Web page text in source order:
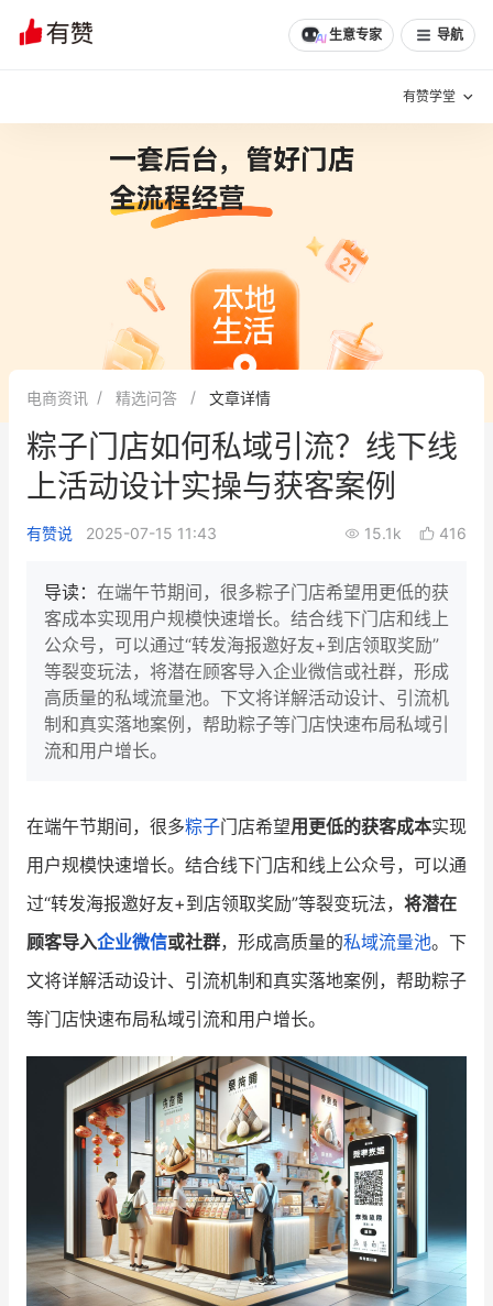
生意专家 导航
有赞学堂
增长方法
有赞专家说
新零售最佳实践
面对面聊增长
新零售大会 新零售茶会
增长产品指南
智库 产品场景库
产品更新动态 帮助中心
品牌消费观 行业报告
新零售资讯
培训课程
私域课程 新零售内参
增长俱乐部 有赞商盟
商家社区 社群交流
合作共进
入驻有赞 认证代理商
认证服务商 设计服务商
文章 问诊 分享
电商资讯 精选问答 文章详情
粽子门店如何私域引流？线下线
上活动设计实操与获客案例
有赞说 2025-07-15 11:43 15.1k 416
导读： 在端午节期间，很多粽子门店希望用更低的获
客成本实现用户规模快速增长。结合线下门店和线上
公众号，可以通过“转发海报邀好友+到店领取奖励”
等裂变玩法，将潜在顾客导入企业微信或社群，形成
高质量的私域流量池。下文将详解活动设计、引流机
制和真实落地案例，帮助粽子等门店快速布局私域引
流和用户增长。
在端午节期间，很多粽子门店希望用更低的获客成本实现
用户规模快速增长。结合线下门店和线上公众号，可以通
过“转发海报邀好友+到店领取奖励”等裂变玩法， 将潜在
顾客导入企业微信或社群，形成高质量的私域流量池。下
文将详解活动设计、引流机制和真实落地案例，帮助粽子
等门店快速布局私域引流和用户增长。